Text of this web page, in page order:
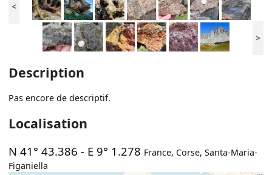
<
>
Description
Pas encore de descriptif.
Localisation
N 41° 43.386 - E 9° 1.278 France, Corse,Santa-Maria-
Figaniella